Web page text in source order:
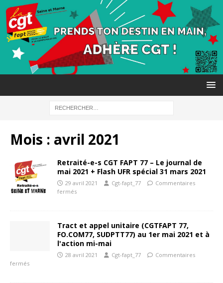
Mois : avril 2021
Retraité-e-s CGT FAPT 77 – Le journal de
mai 2021 + Flash UFR spécial 31 mars 2021
29 avril 2021 Cgt-fapt_77
Commentaires
fermés
Tract et appel unitaire (CGTFAPT 77,
FO.COM77, SUDPTT77) au 1er mai 2021 et à
l'action mi-mai
28 avril 2021 Cgt-fapt_77
Commentaires
fermés